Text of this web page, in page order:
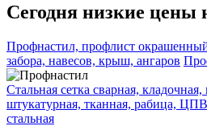
Сегодня низкие цены
Профнастил, профлист
забора, навесов, крыш, ангаров
Стальная сетка сварная,
штукатурная, тканная, рабица,
стальная